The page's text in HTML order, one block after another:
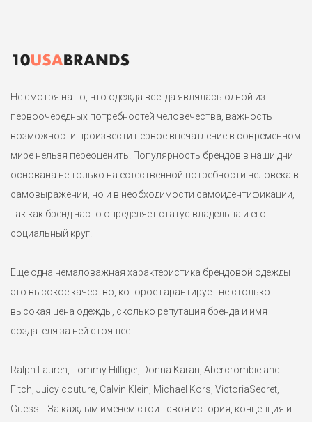
Не смотря на то, что одежда всегда являлась одной из
первоочередных потребностей человечества, важность
возможности произвести первое впечатление в современном
мире нельзя переоценить. Популярность брендов в наши дни
основана не только на естественной потребности человека в
самовыражении, но и в необходимости самоидентификации,
так как бренд часто определяет статус владельца и его
социальный круг.
Еще одна немаловажная характеристика брендовой одежды –
это высокое качество, которое гарантирует не столько
высокая цена одежды, сколько репутация бренда и имя
создателя за ней стоящее.
Ralph Lauren, Tommy Hilfiger, Donna Karan, Abercrombie and
Fitch, Juicy couture, Calvin Klein, Michael Kors, VictoriaSecret,
Guess .. За каждым именем стоит своя история, концепция и